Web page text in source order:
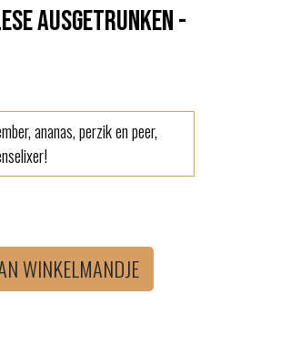
Ausgetrunken -
ananas, perzik en peer,
WINKELMANDJE